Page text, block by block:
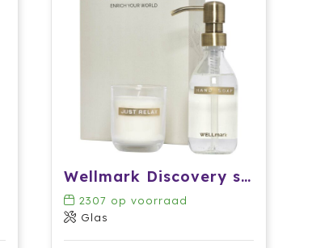
Wellmark Discovery set van 250 ml handzeepdispenser en 150 g geurkaars
2307 op voorraad
Glas